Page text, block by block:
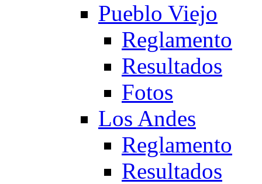
Pueblo Viejo
Reglamento
Resultados
Fotos
Los Andes
Reglamento
Resultados